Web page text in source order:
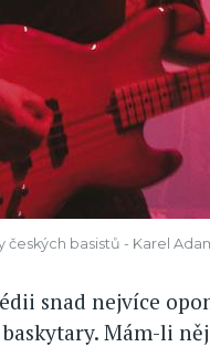
českých basistů - Karel
snad nejvíce
Mám-li